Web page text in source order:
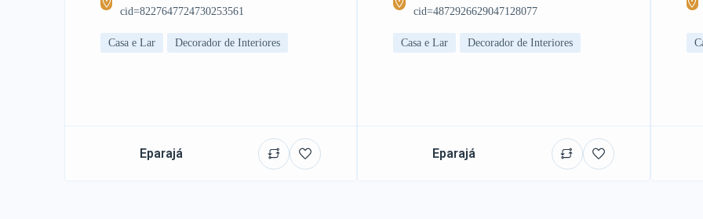
cid=8227647724730253561
Casa e Lar Decorador de Interiores
Eparajá
cid=4872926629047128077
Casa e Lar Decorador de Interiores
Eparajá